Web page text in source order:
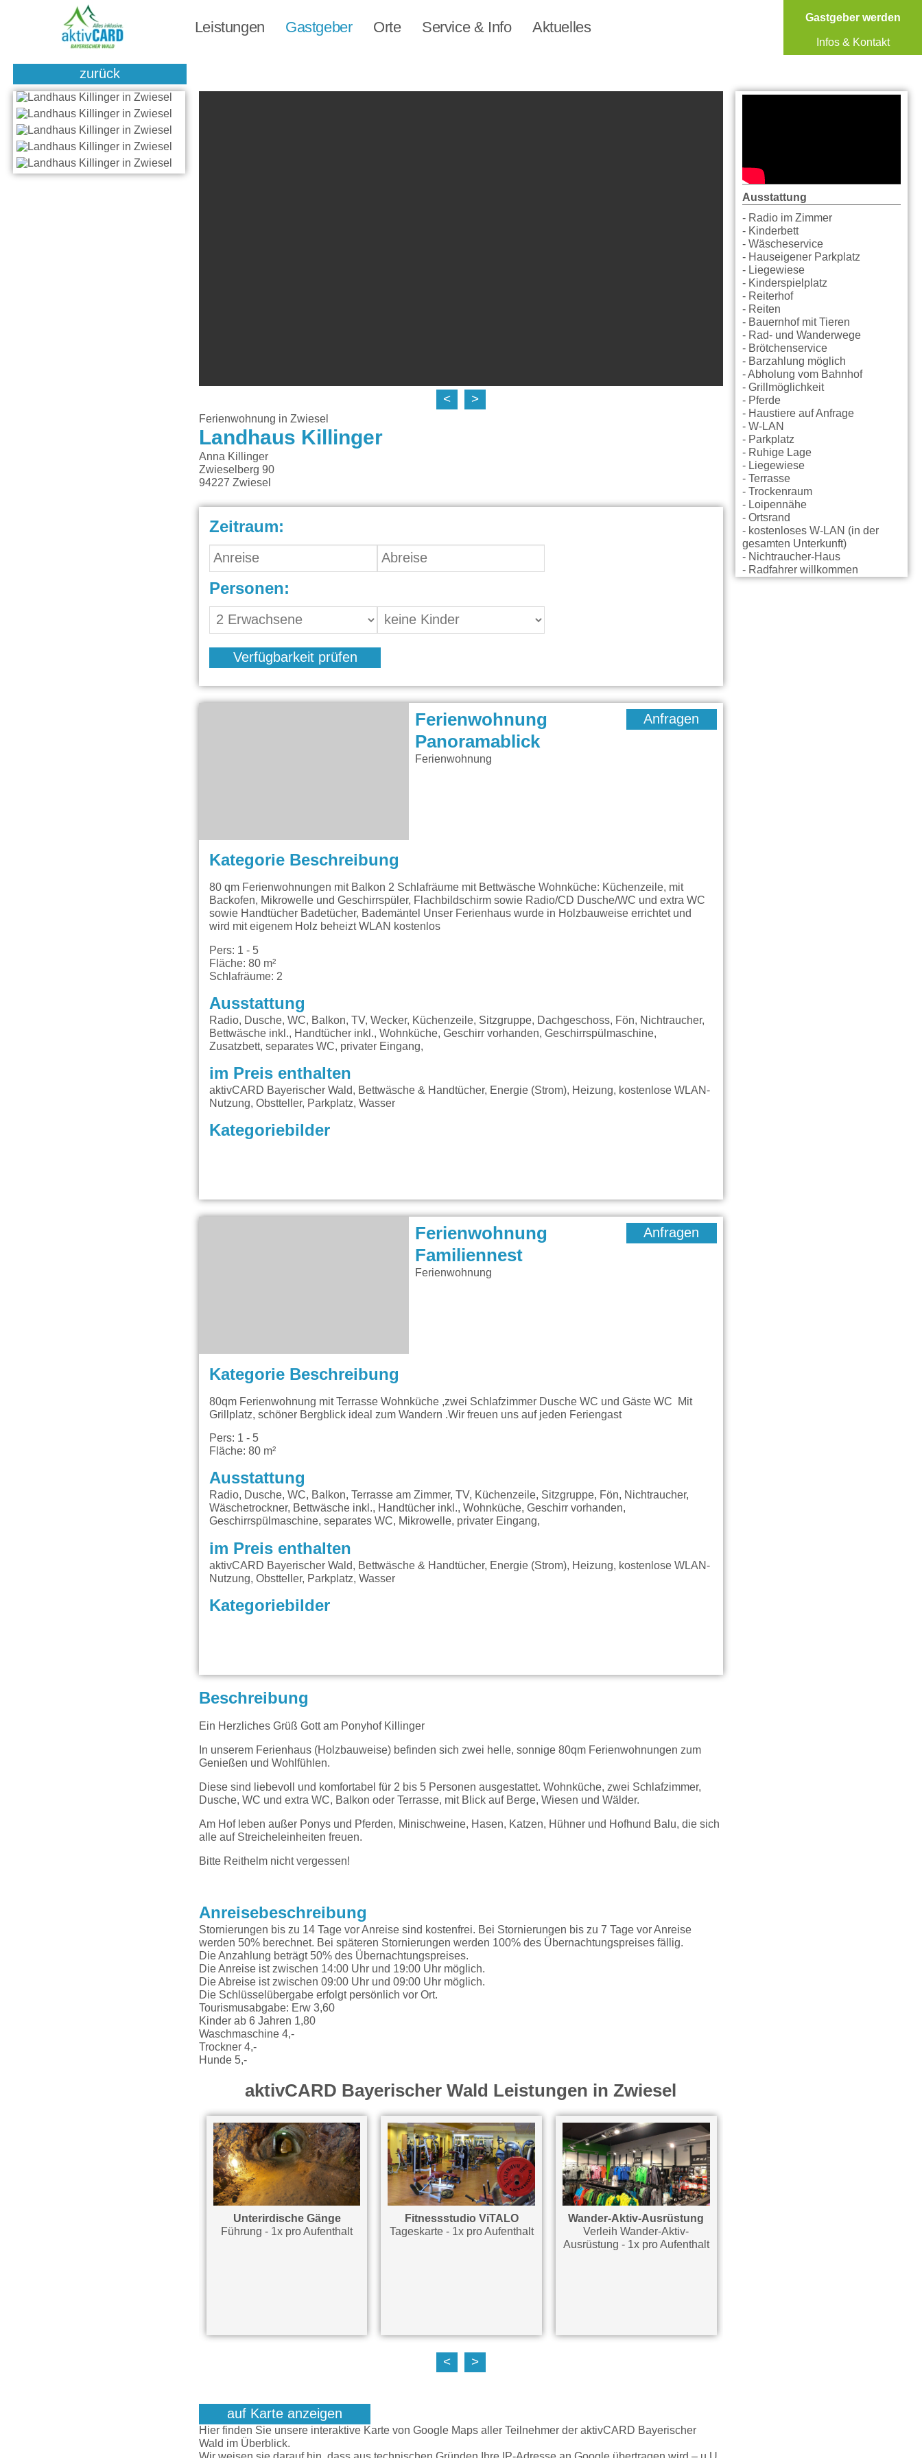
Leistungen Gastgeber Orte Service & Info Aktuelles
Gastgeber werden
Infos & Kontakt
zurück
< >
Ferienwohnung in Zwiesel
Landhaus Killinger
Anna Killinger
Zwieselberg 90
94227 Zwiesel
Zeitraum:
Personen:
Verfügbarkeit prüfen
Ferienwohnung
Panoramablick
Ferienwohnung
Anfragen
Kategorie Beschreibung
80 qm Ferienwohnungen mit Balkon 2 Schlafräume mit Bettwäsche Wohnküche: Küchenzeile, mit
Backofen, Mikrowelle und Geschirrspüler, Flachbildschirm sowie Radio/CD Dusche/WC und extra WC
sowie Handtücher Badetücher, Bademäntel Unser Ferienhaus wurde in Holzbauweise errichtet und
wird mit eigenem Holz beheizt WLAN kostenlos
Pers: 1 - 5
Fläche: 80 m²
Schlafräume: 2
Ausstattung
Radio, Dusche, WC, Balkon, TV, Wecker, Küchenzeile, Sitzgruppe, Dachgeschoss, Fön, Nichtraucher,
Bettwäsche inkl., Handtücher inkl., Wohnküche, Geschirr vorhanden, Geschirrspülmaschine,
Zusatzbett, separates WC, privater Eingang,
im Preis enthalten
aktivCARD Bayerischer Wald, Bettwäsche & Handtücher, Energie (Strom), Heizung, kostenlose WLAN-
Nutzung, Obstteller, Parkplatz, Wasser
Kategoriebilder
Ferienwohnung
Familiennest
Ferienwohnung
Anfragen
Kategorie Beschreibung
80qm Ferienwohnung mit Terrasse Wohnküche ,zwei Schlafzimmer Dusche WC und Gäste WC Mit
Grillplatz, schöner Bergblick ideal zum Wandern .Wir freuen uns auf jeden Feriengast
Pers: 1 - 5
Fläche: 80 m²
Ausstattung
Radio, Dusche, WC, Balkon, Terrasse am Zimmer, TV, Küchenzeile, Sitzgruppe, Fön, Nichtraucher,
Wäschetrockner, Bettwäsche inkl., Handtücher inkl., Wohnküche, Geschirr vorhanden,
Geschirrspülmaschine, separates WC, Mikrowelle, privater Eingang,
im Preis enthalten
aktivCARD Bayerischer Wald, Bettwäsche & Handtücher, Energie (Strom), Heizung, kostenlose WLAN-
Nutzung, Obstteller, Parkplatz, Wasser
Kategoriebilder
Beschreibung
Ein Herzliches Grüß Gott am Ponyhof Killinger
In unserem Ferienhaus (Holzbauweise) befinden sich zwei helle, sonnige 80qm Ferienwohnungen zum
Genießen und Wohlfühlen.
Diese sind liebevoll und komfortabel für 2 bis 5 Personen ausgestattet. Wohnküche, zwei Schlafzimmer,
Dusche, WC und extra WC, Balkon oder Terrasse, mit Blick auf Berge, Wiesen und Wälder.
Am Hof leben außer Ponys und Pferden, Minischweine, Hasen, Katzen, Hühner und Hofhund Balu, die sich
alle auf Streicheleinheiten freuen.
Bitte Reithelm nicht vergessen!
Anreisebeschreibung
Stornierungen bis zu 14 Tage vor Anreise sind kostenfrei. Bei Stornierungen bis zu 7 Tage vor Anreise
werden 50% berechnet. Bei späteren Stornierungen werden 100% des Übernachtungspreises fällig.
Die Anzahlung beträgt 50% des Übernachtungspreises.
Die Anreise ist zwischen 14:00 Uhr und 19:00 Uhr möglich.
Die Abreise ist zwischen 09:00 Uhr und 09:00 Uhr möglich.
Die Schlüsselübergabe erfolgt persönlich vor Ort.
Tourismusabgabe: Erw 3,60
Kinder ab 6 Jahren 1,80
Waschmaschine 4,-
Trockner 4,-
Hunde 5,-
aktivCARD Bayerischer Wald Leistungen in Zwiesel
Unterirdische Gänge
Führung - 1x pro Aufenthalt
Fitnessstudio ViTALO
Tageskarte - 1x pro Aufenthalt
Wander-Aktiv-Ausrüstung
Verleih Wander-Aktiv-
Ausrüstung - 1x pro Aufenthalt
< >
auf Karte anzeigen
Hier finden Sie unsere interaktive Karte von Google Maps aller Teilnehmer der aktivCARD Bayerischer
Wald im Überblick.
Ausstattung
- Radio im Zimmer
- Kinderbett
- Wäscheservice
- Hauseigener Parkplatz
- Liegewiese
- Kinderspielplatz
- Reiterhof
- Reiten
- Bauernhof mit Tieren
- Rad- und Wanderwege
- Brötchenservice
- Barzahlung möglich
- Abholung vom Bahnhof
- Grillmöglichkeit
- Pferde
- Haustiere auf Anfrage
- W-LAN
- Parkplatz
- Ruhige Lage
- Liegewiese
- Terrasse
- Trockenraum
- Loipennähe
- Ortsrand
- kostenloses W-LAN (in der
gesamten Unterkunft)
- Nichtraucher-Haus
- Radfahrer willkommen